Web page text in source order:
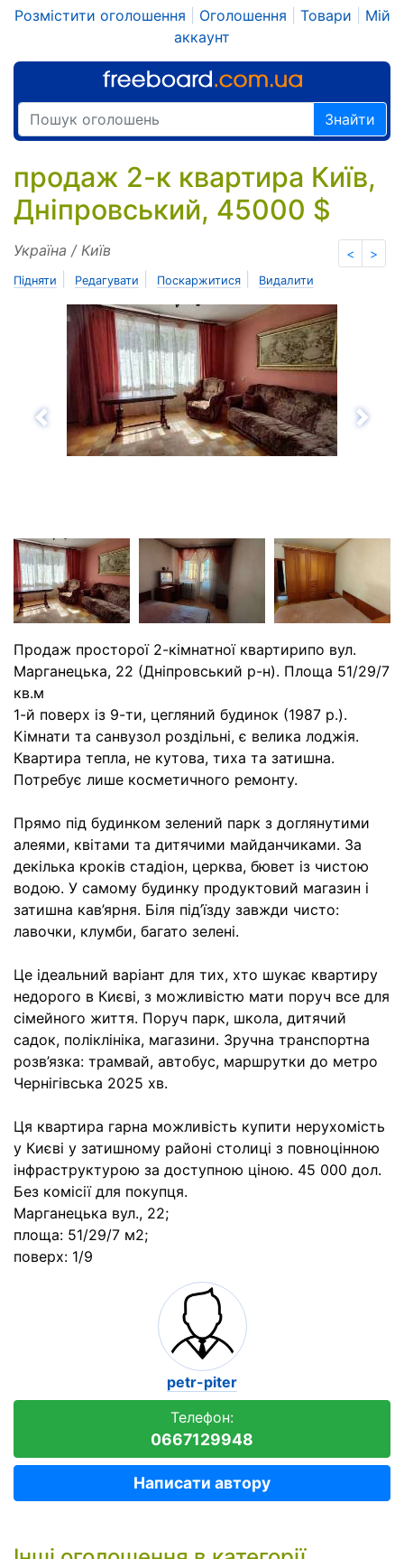
Розмістити оголошення Оголошення Товари
Мій
аккаунт
Знайти
продаж 2-к квартира Київ,
Дніпровський, 45000 $
< >
Україна / Київ
Підняти Редагувати Поскаржитися Видалити
Назад
Продаж просторої 2-кімнатної квартирипо вул.
Марганецька, 22 (Дніпровський р-н). Площа 51/29/7
кв.м
1-й поверх із 9-ти, цегляний будинок (1987 р.).
Кімнати та санвузол роздільні, є велика лоджія.
Квартира тепла, не кутова, тиха та затишна.
Потребує лише косметичного ремонту.
Прямо під будинком зелений парк з доглянутими
алеями, квітами та дитячими майданчиками. За
декілька кроків стадіон, церква, бювет із чистою
водою. У самому будинку продуктовий магазин і
затишна кав’ярня. Біля під’їзду завжди чисто:
лавочки, клумби, багато зелені.
Це ідеальний варіант для тих, хто шукає квартиру
недорого в Києві, з можливістю мати поруч все для
сімейного життя. Поруч парк, школа, дитячий
садок, поліклініка, магазини. Зручна транспортна
розв’язка: трамвай, автобус, маршрутки до метро
Чернігівська 2025 хв.
Ця квартира гарна можливість купити нерухомість
у Києві у затишному районі столиці з повноцінною
інфраструктурою за доступною ціною. 45 000 дол.
Без комісії для покупця.
Марганецька вул., 22;
площа: 51/29/7 м2;
поверх: 1/9
petr-piter
Телефон:
0667129948
Написати автору